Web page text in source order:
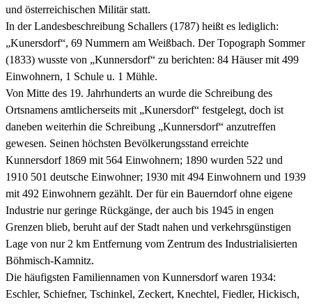
und österreichischen Militär statt.
In der Landesbeschreibung Schallers (1787) heißt es lediglich:
„Kunersdorf“, 69 Nummern am Weißbach. Der Topograph Sommer
(1833) wusste von „Kunnersdorf“ zu berichten: 84 Häuser mit 499
Einwohnern, 1 Schule u. 1 Mühle.
Von Mitte des 19. Jahrhunderts an wurde die Schreibung des
Ortsnamens amtlicherseits mit „Kunersdorf“ festgelegt, doch ist
daneben weiterhin die Schreibung „Kunnersdorf“ anzutreffen
gewesen. Seinen höchsten Bevölkerungsstand erreichte
Kunnersdorf 1869 mit 564 Einwohnern; 1890 wurden 522 und
1910 501 deutsche Einwohner; 1930 mit 494 Einwohnern und 1939
mit 492 Einwohnern gezählt. Der für ein Bauerndorf ohne eigene
Industrie nur geringe Rückgänge, der auch bis 1945 in engen
Grenzen blieb, beruht auf der Stadt nahen und verkehrsgünstigen
Lage von nur 2 km Entfernung vom Zentrum des Industrialisierten
Böhmisch-Kamnitz.
Die häufigsten Familiennamen von Kunnersdorf waren 1934:
Eschler, Schiefner, Tschinkel, Zeckert, Knechtel, Fiedler, Hickisch,